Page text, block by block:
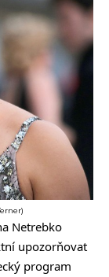
Netrebko
upozorňovat
program